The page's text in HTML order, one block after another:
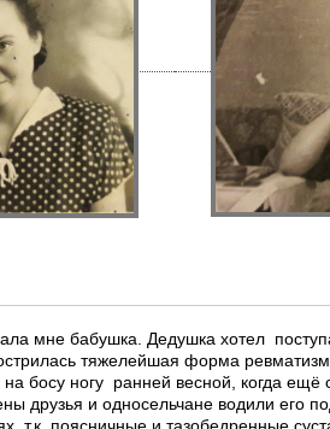
мне бабушка. Дедушка хотел
тяжелейшая форма
босу ногу ранней весной, когда
друзья и односельчане водили его